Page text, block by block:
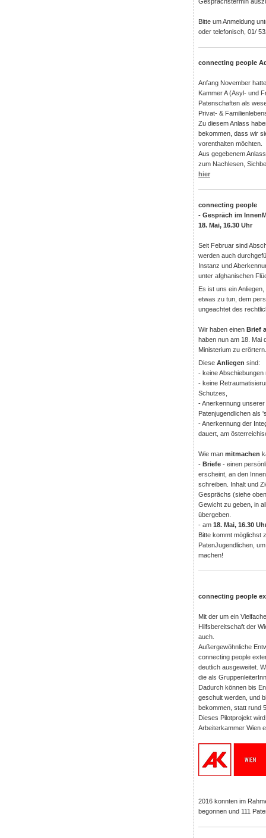
Bitte um Anmeldung
oder telefonisch, 01/
connecting people
Anfang November
Kammer A (Asyl- und
Patenschaften als
Privat- &
Zu diesem Anlass
bekommen, dass wir
vorenthalten möchten.
Aus gegebenem
zum Nachlesen,
hier
connecting people
- Gespräch im
18. Mai, 16.30 Uhr
Seit Februar sind
werden auch
Instanz und
unter afghanischen
Es ist uns ein
etwas zu tun, dem
ungeachtet des
Wir haben einen Brief
haben nun am 18. Mai
Ministerium zu erörtern.
Diese Anliegen sind:
- keine Abschiebungen
- keine
Schutzes,
- Anerkennung
Patenjugendlichen als
- Anerkennung der
dauert, am
Wie man mitmachen
- Briefe - einen
erscheint, an den
schreiben. Inhalt und
Gesprächs (siehe
Gewicht zu geben, in
übergeben.
- am 18. Mai, 16.30
Bitte kommt möglichst
PatenJugendlichen,
machen!
connecting people
Mit der um ein
Hilfsbereitschaft der
auch.
Außergewöhnliche
connecting people
deutlich ausgeweitet.
die als
Dadurch können bis
geschult werden, und
bekommen, statt rund
Dieses Pilotprojekt
Arbeiterkammer Wien
2016 konnten im
begonnen und 111